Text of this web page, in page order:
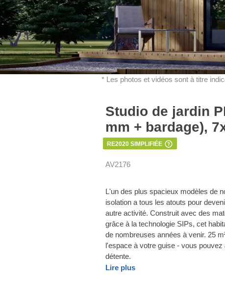
* Les photos et vidéos sont à titre
Studio de jardin
mm + bardage),
RE2020 SIMPLIFIÉE
AV2176
L'un des plus spacieux modèles de
isolation a tous les atouts pour
autre activité. Construit avec des
grâce à la technologie SIPs, cet
de nombreuses années à venir. 25
l'espace à votre guise - vous
détente.
Lire plus